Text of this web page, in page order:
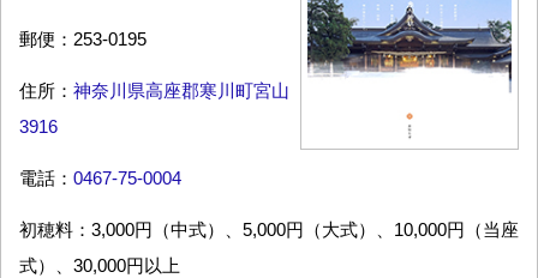
郵便：253-0195
住所： 神奈川県高座郡寒川町宮山
3916
電話： 0467-75-0004
初穂料：3,000円（中式）、5,000円（大式）、10,000円（当座
式）、30,000円以上